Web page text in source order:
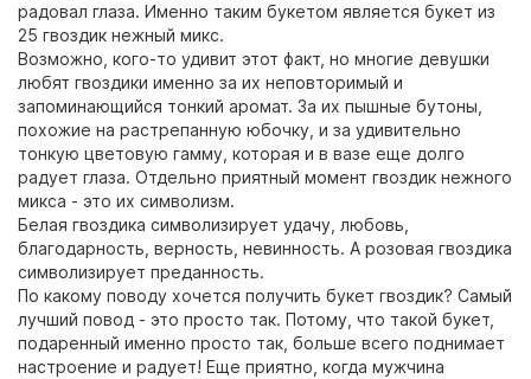
радовал глаза. Именно таким букетом является букет из
25 гвоздик нежный микс.
Возможно, кого-то удивит этот факт, но многие девушки
любят гвоздики именно за их неповторимый и
запоминающийся тонкий аромат. За их пышные бутоны,
похожие на растрепанную юбочку, и за удивительно
тонкую цветовую гамму, которая и в вазе еще долго
радует глаза. Отдельно приятный момент гвоздик нежного
микса - это их символизм.
Белая гвоздика символизирует удачу, любовь,
благодарность, верность, невинность. А розовая гвоздика
символизирует преданность.
По какому поводу хочется получить букет гвоздик? Самый
лучший повод - это просто так. Потому, что такой букет,
подаренный именно просто так, больше всего поднимает
настроение и радует! Еще приятно, когда мужчина